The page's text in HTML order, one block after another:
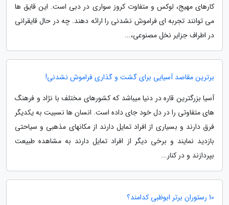
کارهای مهیج، لوکس و متفاوت کروز سواری در دبی است. این قایق ها
می توانند تجربه ای فراموش نشدنی را ارائه دهند. چه در حال قایقرانی
در اطراف جزایر نخل مصنوعی،...
برترین مقاصد آسیایی برای گشت و گذاری فراموش نشدنی!
آسیا بزرگترین قاره در دنیا میباشد که کشورهای مختلف با نژاد و فرهنگ
های متفاوتی را در دل خود جای داده است. انسان ها نسبیت به یکدیگر
فرق دارند و بسیاری از افراد تمایل دارند از مکانهای مذهبی و سیاحتی
بازدید نمایند و برخی دیگر از افراد تمایل دارند به مشاهده طبیعت
بپردازند و در کنار...
10 رستوران برتر ابوظبی کدامند؟